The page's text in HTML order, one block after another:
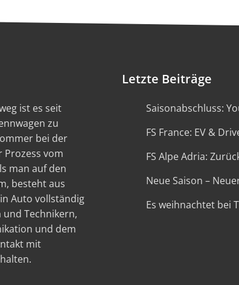
ist es seit
zu
bei der
Prozess vom
man auf den
besteht aus
Auto vollständig
Technikern,
und dem
mit
Letzte Beiträge
Saisonabschluss:
FS France: EV &
FS Alpe Adria:
Neue Saison –
Es weihnachtet bei